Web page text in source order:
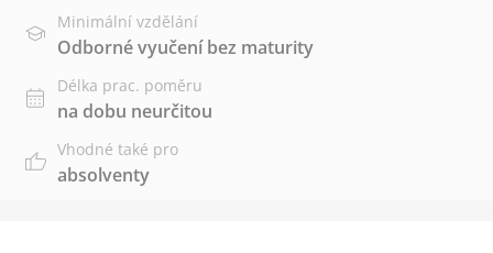
Minimální vzdělání
Odborné vyučení bez maturity
Délka prac. poměru
na dobu neurčitou
Vhodné také pro
absolventy